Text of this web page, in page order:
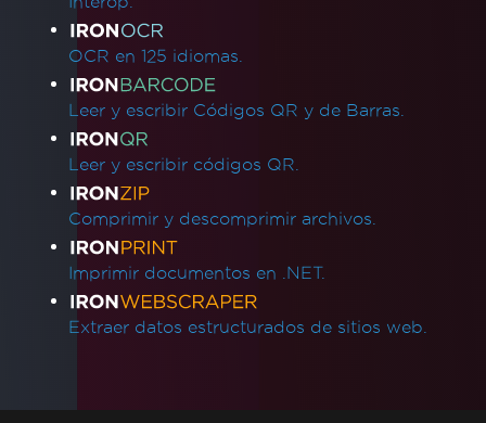
Posicionamiento de rectángulos
AWS Lambda Sin Docker
Marcadores de posición predeterminados
Guías de solución de problemas
Aplicar una clave de licencia en IronPDF
Formato HTML píxel perfecto
Azure Blob Storage
Blazor Server / WebAssembly (WASM)
Firmas Digitales
Encabezados/pies de página y saltos de
página
Idiomas internacionales y CMJK
IronPDF e IIS
OCR en 125 idiomas.
Leer y escribir Códigos QR y de Barras.
Leer y escribir códigos QR.
Comprimir y descomprimir archivos.
Imprimir documentos en .NET.
Extraer datos estructurados de sitios web.